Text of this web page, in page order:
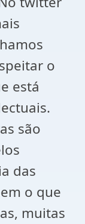
o
está
são
das
o que
muitas